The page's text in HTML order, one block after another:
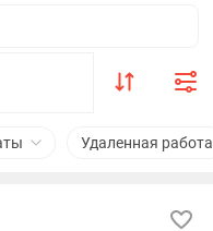
Удаленная работа